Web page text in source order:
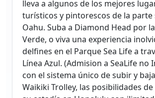
lleva a algunos de los mejores
turísticos y pintorescos de la parte
Oahu. Suba a Diamond Head por
Verde, o viva una experiencia
delfines en el Parque Sea Life a
Línea Azul. (Admision a SeaLife no
con el sistema único de subir y
Waikiki Trolley, las posibilidades